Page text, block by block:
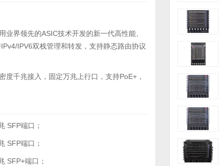
界领先的ASIC技术开发的新一代高性能、
IPv4/IPV6双栈管理和转发，支持静态路由协议
千兆接入，固定万兆上行口，支持PoE+，
SFP端口；
SFP端口；
SFP+端口；